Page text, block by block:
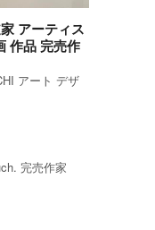
アーティス
作品 完売作
アート デザ
完売作家